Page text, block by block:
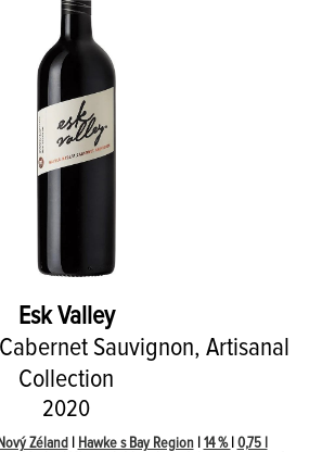
Esk Valley
Sauvignon, Artisanal
Collection
2020
Nový Zéland Hawke s Bay Region| 14 % 0,75 l